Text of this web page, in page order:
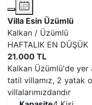
Villa Esin Üzümlü
Kalkan / Üzümlü
HAFTALIK EN DÜŞÜK
21.000 TL
Kalkan Üzümlü'de yer
tatil villamız, 2 yatak
villalarımızdandır